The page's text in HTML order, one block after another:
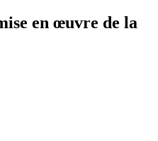
en œuvre de la